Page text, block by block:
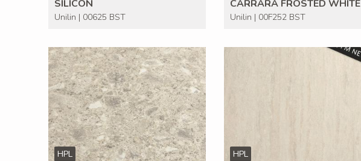
SILICON
Unilin | 00625 BST
CARRARA FROSTED WHITE
Unilin | 00F252 BST
HPL HPL